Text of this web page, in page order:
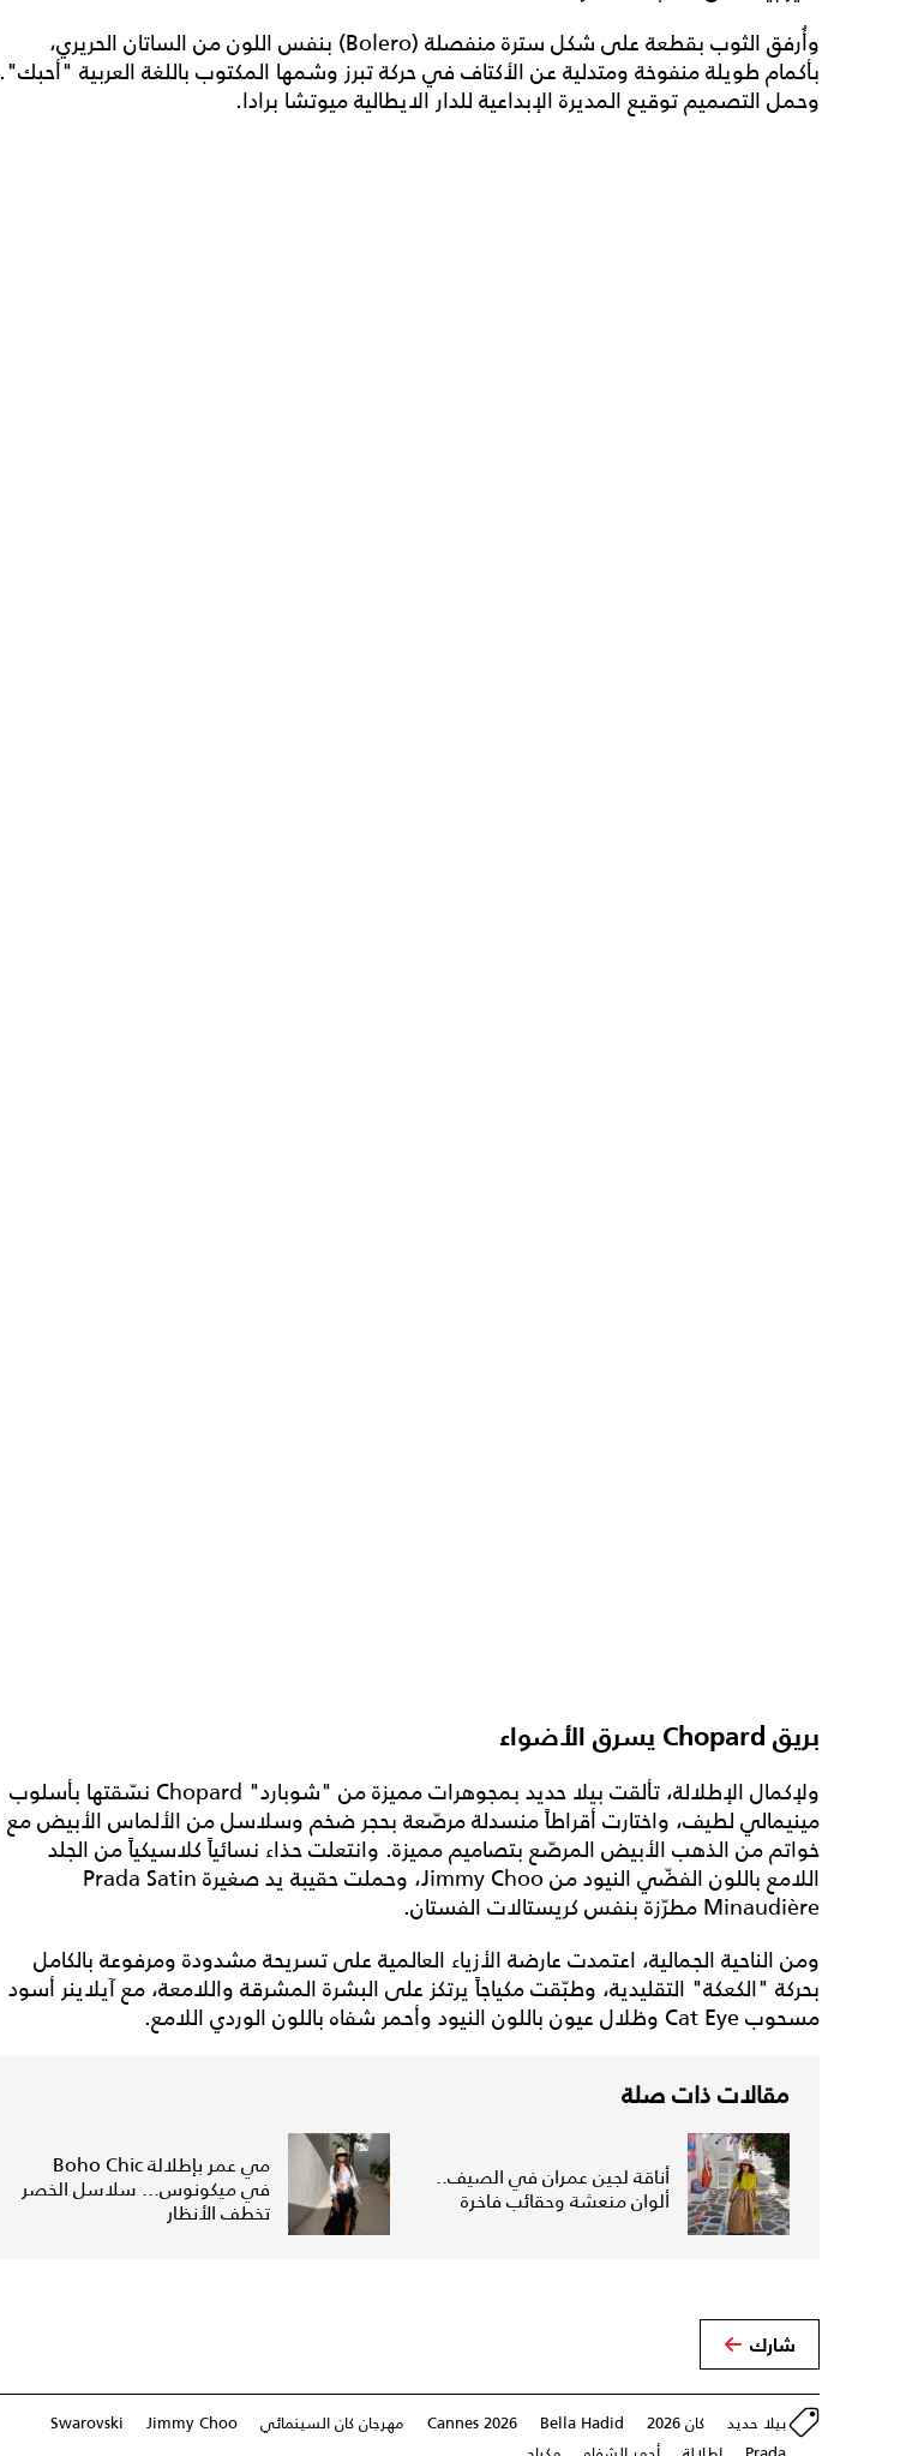
وأُرفق الثوب بقطعة على شكل سترة منفصلة (Bolero) بنفس اللون من الساتان الحريري،
بأكمام طويلة منفوخة ومتدلية عن الأكتاف في حركة تبرز وشمها المكتوب باللغة العربية "أحبك".
وحمل التصميم توقيع المديرة الإبداعية للدار الايطالية ميوتشا برادا.
بريق Chopard يسرق الأضواء
ولإكمال الإطلالة، تألقت بيلا حديد بمجوهرات مميزة من "شوبارد" Chopard نسّقتها بأسلوب
مينيمالي لطيف، واختارت أقراطاً منسدلة مرصّعة بحجر ضخم وسلاسل من الألماس الأبيض مع
خواتم من الذهب الأبيض المرصّع بتصاميم مميزة. وانتعلت حذاء نسائياً كلاسيكياً من الجلد
اللامع باللون الفضّي النيود من Jimmy Choo، وحملت حقيبة يد صغيرة Prada Satin
Minaudière مطرّزة بنفس كريستالات الفستان.
ومن الناحية الجمالية، اعتمدت عارضة الأزياء العالمية على تسريحة مشدودة ومرفوعة بالكامل
بحركة "الكعكة" التقليدية، وطبّقت مكياجاً يرتكز على البشرة المشرقة واللامعة، مع آيلاينر أسود
مسحوب Cat Eye وظلال عيون باللون النيود وأحمر شفاه باللون الوردي اللامع.
مقالات ذات صلة
أناقة لجين عمران في الصيف..
ألوان منعشة وحقائب فاخرة
مي عمر بإطلالة Boho Chic
في ميكونوس... سلاسل الخصر
تخطف الأنظار
شارك
بيلا حديد كان 2026 Bella Hadid
Cannes 2026 مهرجان كان السينمائي Jimmy Choo
Swarovski